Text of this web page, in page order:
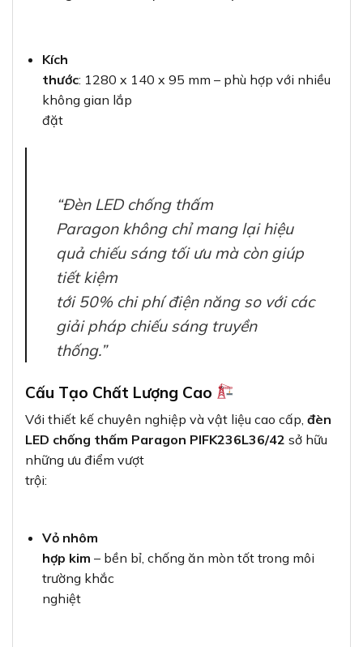
Kích
thước: 1280 x 140 x 95 mm – phù hợp với nhiều
không gian lắp
đặt
“Đèn LED chống thấm
Paragon không chỉ mang lại hiệu
quả chiếu sáng tối ưu mà còn giúp
tiết kiệm
tới 50% chi phí điện năng so với các
giải pháp chiếu sáng truyền
thống.”
Cấu Tạo Chất Lượng Cao
Với thiết kế chuyên nghiệp và vật liệu cao cấp, đèn
LED chống thấm Paragon PIFK236L36/42 sở hữu
những ưu điểm vượt
trội:
Vỏ nhôm
hợp kim – bền bỉ, chống ăn mòn tốt trong môi
trường khắc
nghiệt